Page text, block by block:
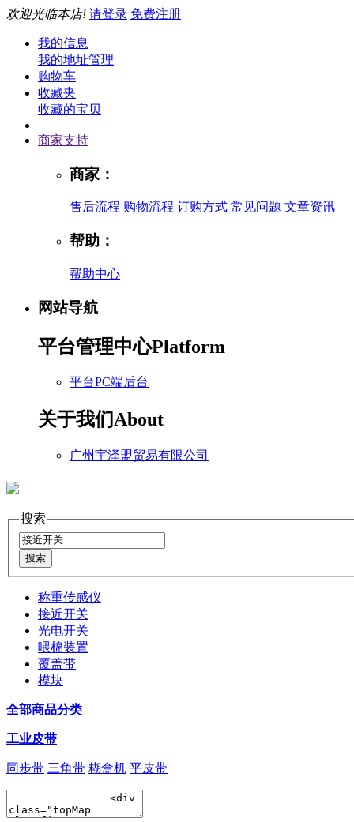
欢迎光临本店! 请登录 免费注册
我的信息
我的地址管理
购物车
收藏夹
收藏的宝贝
商家支持
商家：
售后流程 购物流程 订购方式 常见问题 文章资讯
帮助：
帮助中心
网站导航
平台管理中心Platform
平台PC端后台
关于我们About
广州宇泽盟贸易有限公司
搜索
称重传感仪
接近开关
光电开关
喂棉装置
覆盖带
模块
全部商品分类
工业皮带
同步带 三角带 糊盒机 平皮带